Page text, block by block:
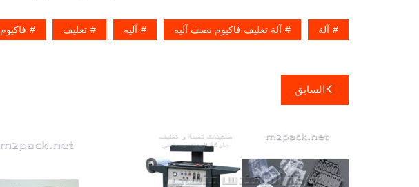
آلة آلة تغليف فاكيوم نصف آليه آليه تغليف فاكيوم
تصفّح
المقالات
السابق